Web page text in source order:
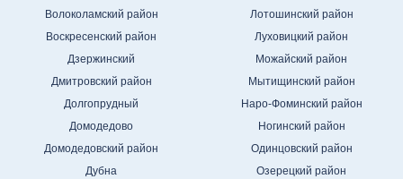
Волоколамский район
Воскресенский район
Дзержинский
Дмитровский район
Долгопрудный
Домодедово
Домодедовский район
Дубна
Лотошинский район
Луховицкий район
Можайский район
Мытищинский район
Наро-Фоминский район
Ногинский район
Одинцовский район
Озерецкий район